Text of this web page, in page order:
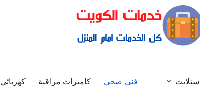
فني صحي كاميرات مراقبة كهربائي